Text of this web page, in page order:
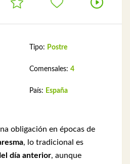
Tipo: Postre
Comensales: 4
País: España
obligación en épocas de
, lo tradicional es
día anterior, aunque